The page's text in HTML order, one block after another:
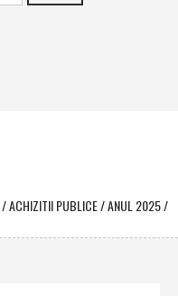
/ACHIZITII PUBLICE/ANUL 2025/